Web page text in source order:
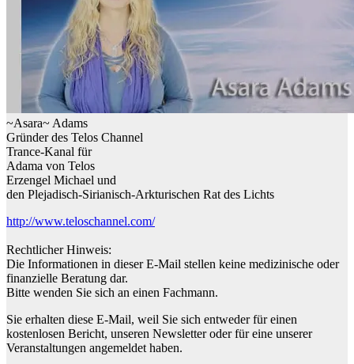
~Asara~ Adams
Gründer des Telos Channel
Trance-Kanal für
Adama von Telos
Erzengel Michael und
den Plejadisch-Sirianisch-Arkturischen Rat des Lichts
http://www.teloschannel.com/
Rechtlicher Hinweis:
Die Informationen in dieser E-Mail stellen keine medizinische oder
finanzielle Beratung dar.
Bitte wenden Sie sich an einen Fachmann.
Sie erhalten diese E-Mail, weil Sie sich entweder für einen
kostenlosen Bericht, unseren Newsletter oder für eine unserer
Veranstaltungen angemeldet haben.